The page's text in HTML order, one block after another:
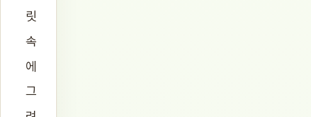
릿
속
에
그